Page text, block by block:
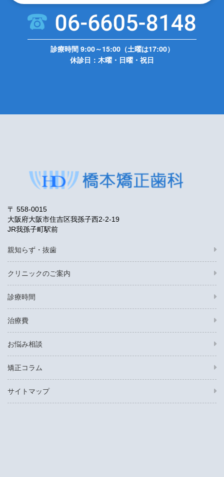
診療時間 9:00～15:00（土曜は17:00）
休診日：木曜・日曜・祝日
〒 558-0015
大阪府大阪市住吉区我孫子西2-2-19
JR我孫子町駅前
親知らず・抜歯
クリニックのご案内
診療時間
治療費
お悩み相談
矯正コラム
サイトマップ